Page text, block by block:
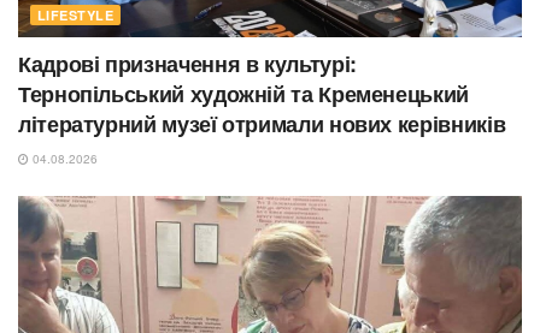
LIFESTYLE
Кадрові призначення в культурі:
Тернопільський художній та Кременецький
літературний музеї отримали нових керівників
04.08.2026